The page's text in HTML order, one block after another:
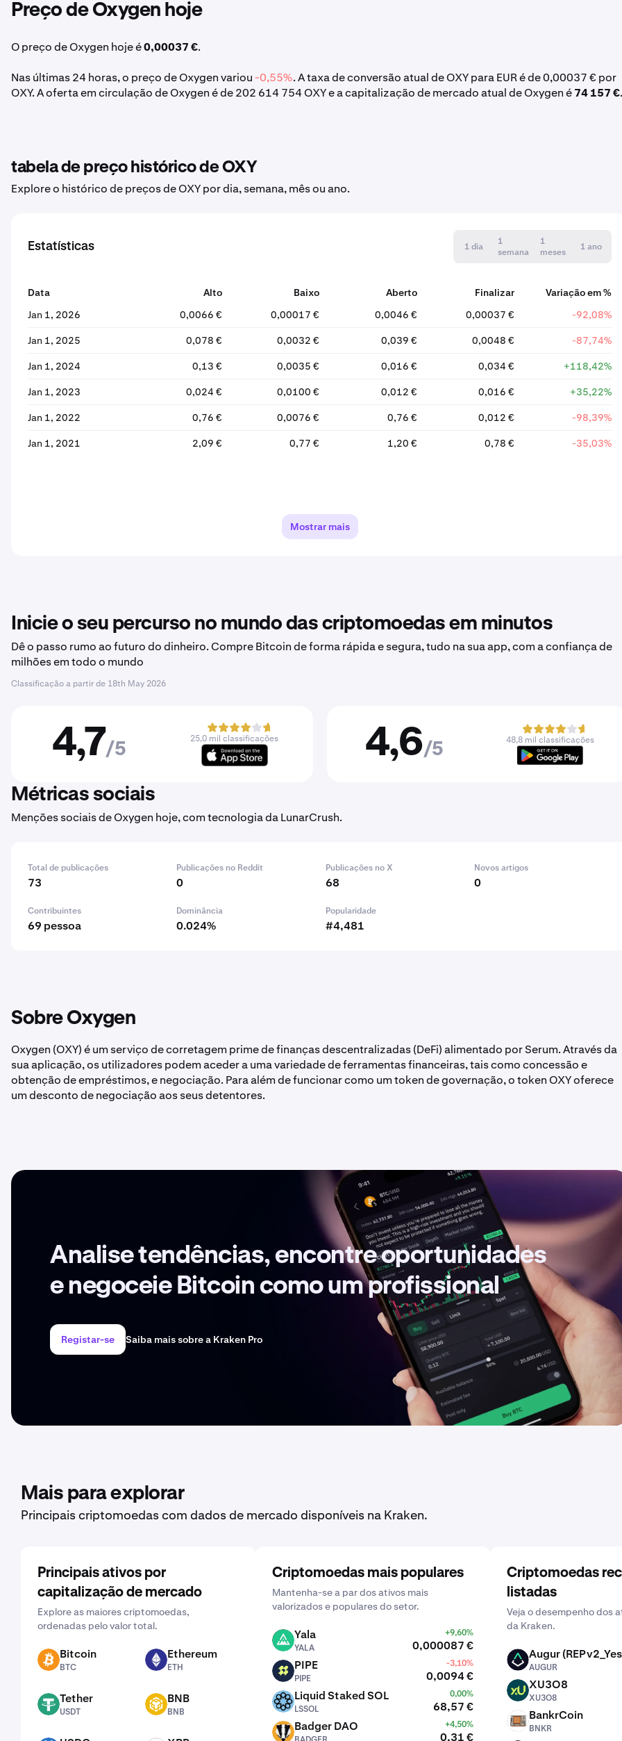
Preço de Oxygen hoje
O preço de Oxygen hoje é0,00037 €.
Nas últimas 24 horas, o preço de Oxygen variou-0,55%. A taxa de conversão atual de OXY para EUR é de 0,00037 € por
OXY. A oferta em circulação de Oxygen é de 202 614 754 OXY e a capitalização de mercado atual de Oxygen é74 157 €.
tabela de preço histórico de OXY
Explore o histórico de preços de OXY por dia, semana, mês ou ano.
Estatísticas 1 dia
1
semana
1
meses
1 ano
Data Alto Baixo Aberto Finalizar
Variação em %
Jan 1, 2026
0,0066 € 0,00017 € 0,0046 € 0,00037 € -92,08%
Jan 1, 2025 0,078 € 0,0032 € 0,039 € 0,0048 € -87,74%
Jan 1, 2024 0,13 € 0,0035 € 0,016 € 0,034 € +118,42%
Jan 1, 2023 0,024 € 0,0100 € 0,012 € 0,016 € +35,22%
Jan 1, 2022 0,76 € 0,0076 € 0,76 € 0,012 € -98,39%
Jan 1, 2021 2,09 € 0,77 € 1,20 € 0,78 € -35,03%
Mostrar mais
Inicie o seu percurso no mundo das criptomoedas em minutos
Dê o passo rumo ao futuro do dinheiro. Compre Bitcoin de forma rápida e segura, tudo na sua app, com a confiança de
milhões em todo o mundo
Classificação a partir de 18th May 2026
4,7/5
25,0 mil classificações 4,6/5
48,8 mil classificações
Métricas sociais
Menções sociais de Oxygen hoje, com tecnologia da LunarCrush.
Total de publicações
73
Publicações no Reddit
0
Publicações no X
68
Novos artigos
0
Contribuintes
69 pessoa
Dominância
0.024%
Popularidade
#4,481
Sobre Oxygen
Oxygen (OXY) é um serviço de corretagem prime de finanças descentralizadas (DeFi) alimentado por Serum. Através da
sua aplicação, os utilizadores podem aceder a uma variedade de ferramentas financeiras, tais como concessão e
obtenção de empréstimos, e negociação. Para além de funcionar como um token de governação, o token OXY oferece
um desconto de negociação aos seus detentores.
Analise tendências, encontre oportunidades
e negoceie Bitcoin como um profissional
Registar-se Saiba mais sobre a Kraken Pro
Mais para explorar
Principais criptomoedas com dados de mercado disponíveis na Kraken.
Principais ativos por
capitalização de mercado
Explore as maiores criptomoedas,
ordenadas pelo valor total.
BTC Bitcoin
BTC
ETH Ethereum
ETH
USDT Tether
USDT
BNB BNB
BNB
Criptomoedas mais populares
Mantenha-se a par dos ativos mais
valorizados e populares do setor.
YALA Yala
YALA
+9,60%
0,000087 €
PIPE PIPE
PIPE
-3,10%
0,0094 €
LSSOL Liquid Staked SOL
LSSOL
0,00%
68,57 €
BADGER Badger DAO +4,50%
0,31 €
Criptomoedas
listadas
Veja o desempenho dos
da Kraken.
AUGUR Augur
AUGUR
XU3O8 XU3O8
XU3O8
BNKR BankrCoin
BNKR